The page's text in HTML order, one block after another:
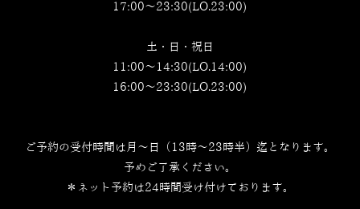
17:00～23:30(LO.23:00)
土・日・祝日
11:00～14:30(LO.14:00)
16:00～23:30(LO.23:00)
ご予約の受付時間は月～日（13時～23時半）迄となります。
予めご了承ください。
＊ネット予約は24時間受け付けております。